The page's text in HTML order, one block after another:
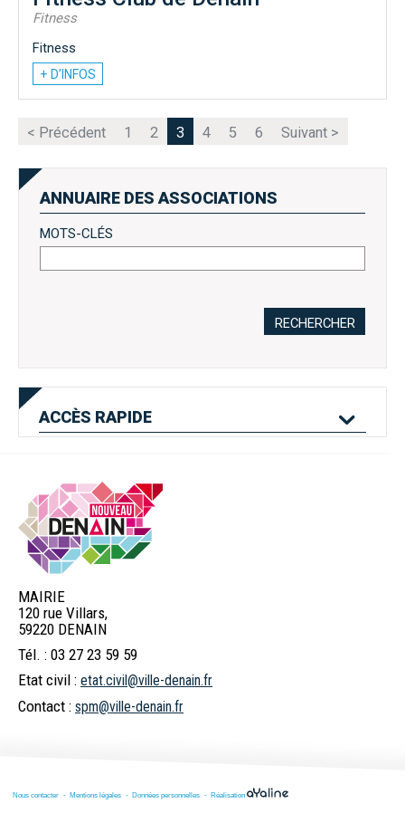
Fitness
Fitness
+ D’INFOS
< Précédent 1 2 3 4 5 6 Suivant >
ANNUAIRE DES ASSOCIATIONS
MOTS-CLÉS
RECHERCHER
ACCÈS RAPIDE
Mes services en
ligne
Logement
spectacles
marché
Numéros d'urgence
MAIRIE
120 rue Villars,
59220 DENAIN
Tél. : 03 27 23 59 59
Etat civil : etat.civil@ville-denain.fr
Contact : spm@ville-denain.fr
Nous contacter Mentions légales Données personnelles Réalisation